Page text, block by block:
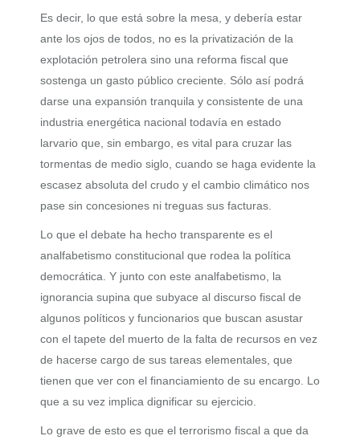
Es decir, lo que está sobre la mesa, y debería estar
ante los ojos de todos, no es la privatización de la
explotación petrolera sino una reforma fiscal que
sostenga un gasto público creciente. Sólo así podrá
darse una expansión tranquila y consistente de una
industria energética nacional todavía en estado
larvario que, sin embargo, es vital para cruzar las
tormentas de medio siglo, cuando se haga evidente la
escasez absoluta del crudo y el cambio climático nos
pase sin concesiones ni treguas sus facturas.
Lo que el debate ha hecho transparente es el
analfabetismo constitucional que rodea la política
democrática. Y junto con este analfabetismo, la
ignorancia supina que subyace al discurso fiscal de
algunos políticos y funcionarios que buscan asustar
con el tapete del muerto de la falta de recursos en vez
de hacerse cargo de sus tareas elementales, que
tienen que ver con el financiamiento de su encargo. Lo
que a su vez implica dignificar su ejercicio.
Lo grave de esto es que el terrorismo fiscal a que da